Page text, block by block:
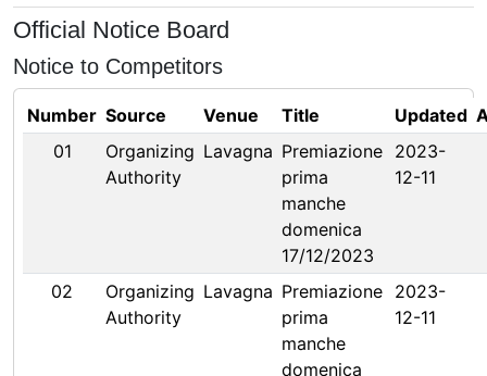
Official Notice Board
Notice to Competitors
Number Source Venue Title Updated
01
Organizing
Authority
Lavagna Premiazione
prima
manche
domenica
17/12/2023
2023-
12-11
02
Organizing
Authority
Lavagna Premiazione
prima
manche
domenica
2023-
12-11